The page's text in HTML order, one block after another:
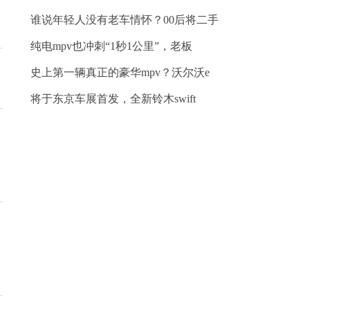
谁说年轻人没有老车情怀？00后将二手
纯电mpv也冲刺“1秒1公里”，老板
史上第一辆真正的豪华mpv？沃尔沃e
将于东京车展首发，全新铃木swift